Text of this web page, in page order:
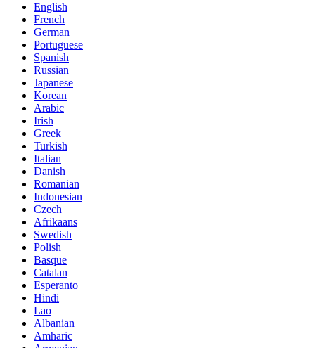
English
French
German
Portuguese
Spanish
Russian
Japanese
Korean
Arabic
Irish
Greek
Turkish
Italian
Danish
Romanian
Indonesian
Czech
Afrikaans
Swedish
Polish
Basque
Catalan
Esperanto
Hindi
Lao
Albanian
Amharic